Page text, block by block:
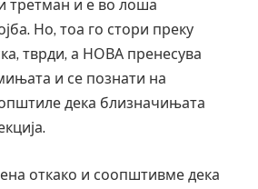
третман и е во лоша
Но, тоа го стори преку
тврди, а НОВА пренесува
и се познати на
дека близначињата
откако и соопштивме дека